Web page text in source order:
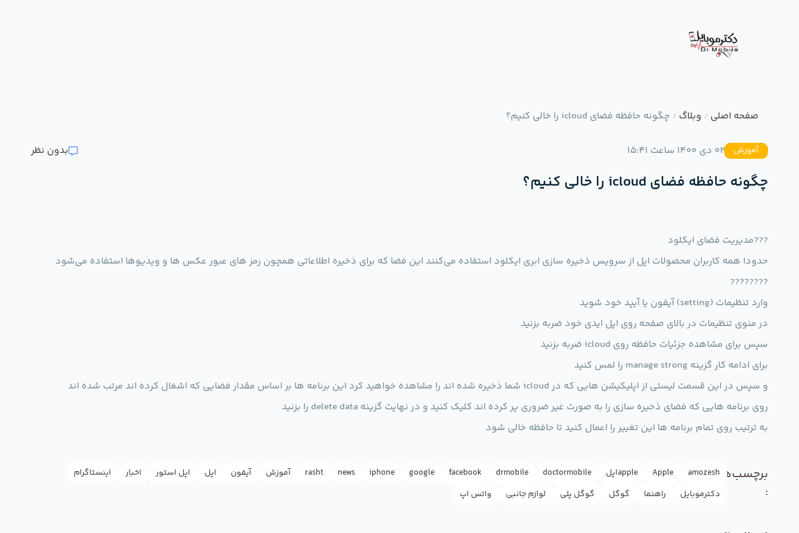
صفحه اصلی / وبلاگ / چگونه حافظه فضای icloud را خالی کنیم؟
آموزش 02 دی 1400 ساعت 15:41 بدون نظر
چگونه حافظه فضای icloud را خالی کنیم؟
??‍?مدیریت فضای ایکلود
حدودا همه کاربران محصولات اپل از سرویس ذخیره سازی ابری ایکلود استفاده می‌کنند این فضا که برای ذخیره اطلاعاتی همچون رمز های عبور عکس ها و‌ ویدیوها استفاده می‌شود
????????
وارد تنظیمات (setting) آیفون یا آیپد خود شوید
در منوی تنظیمات در بالای صفحه روی اپل ایدی خود ضربه بزنید
سپس برای مشاهده جزئیات حافظه روی icloud ضربه بزنید
برای ادامه کار گزینه manage strong را لمس کنید
و سپس در این قسمت لیستی از اپلیکیشن هایی که در icloud شما ذخیره شده اند را مشاهده خواهید کرد این برنامه ها بر اساس مقدار فضایی که اشغال کرده اند مرتب شده اند
روی برنامه هایی که فضای ذخیره سازی را به صورت غیر ضروری پر کرده اند کلیک کنید و در نهایت گزینه delete data را بزنید
به ترتیب روی تمام برنامه ها این تغییر را اعمال کنید تا حافظه خالی شود
برچسب‌ها
:
amozesh
Apple appleاپل doctormobile
drmobile
facebook
google
iphone
news
rasht آموزش آیفون اپل اپل استور اخبار
اینستاگرام
دکترموبایل
راهنما گوگل گوگل پلی لوازم جانبی واتس اپ